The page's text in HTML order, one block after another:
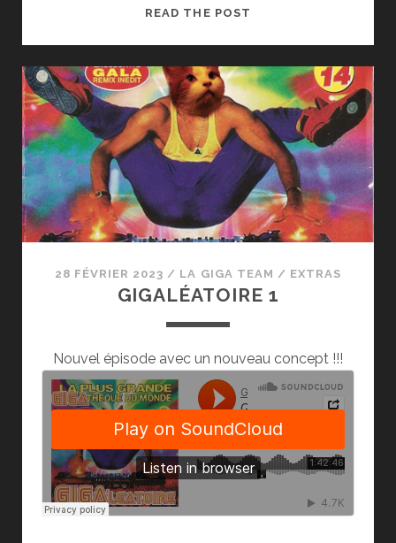
READ THE POST
CHRISTMAS
ALBUM
DE
NATASHAAAAA
28 FÉVRIER 2023 / LA GIGA TEAM / EXTRAS
GIGALÉATOIRE 1
Nouvel épisode avec un nouveau concept !!!